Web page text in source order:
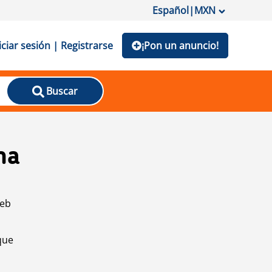
Español|MXN
sesión | Registrarse ¡Pon un anuncio!
Buscar